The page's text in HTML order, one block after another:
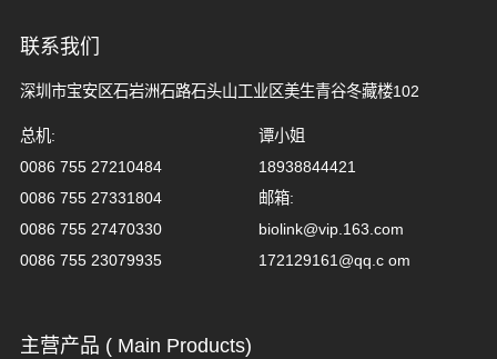
联系我们
深圳市宝安区石岩洲石路石头山工业区美生青谷冬藏楼102
总机:
谭小姐
0086 755 27210484
18938844421
0086 755 27331804
邮箱:
0086 755 27470330
biolink@vip.163.com
0086 755 23079935
172129161@qq.c om
主营产品 ( Main Products)